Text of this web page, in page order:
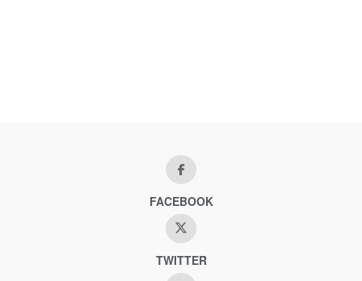
FACEBOOK
TWITTER